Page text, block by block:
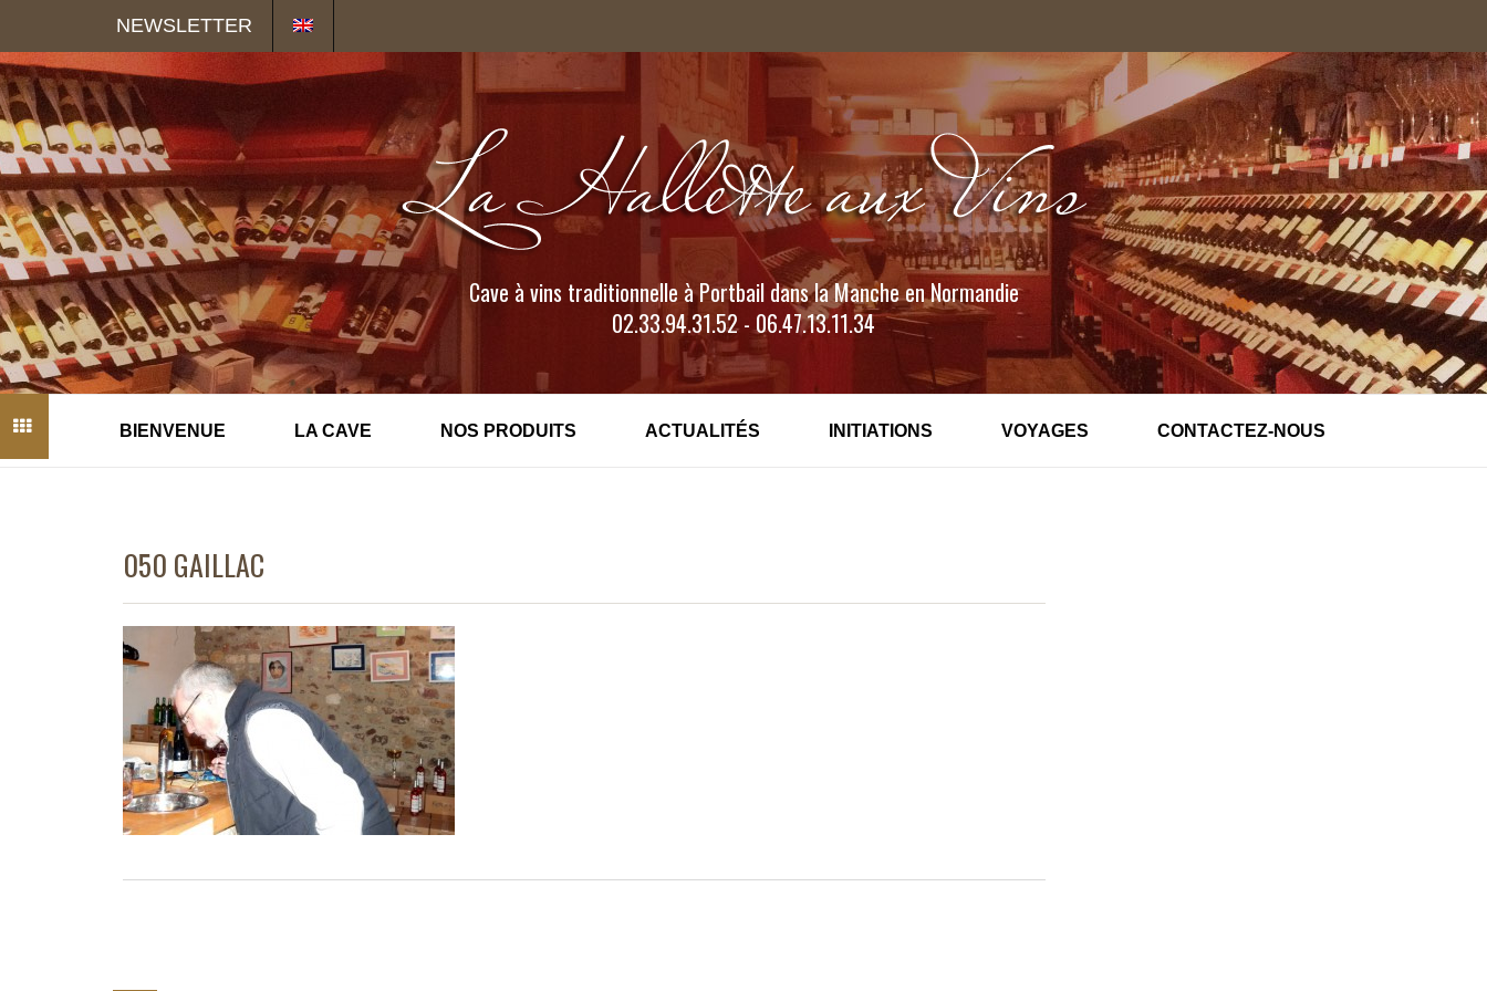
NEWSLETTER
Cave à vins traditionnelle à Portbail dans la Manche en Normandie
02.33.94.31.52 - 06.47.13.11.34
BIENVENUE LA CAVE NOS PRODUITS ACTUALITÉS INITIATIONS VOYAGES CONTACTEZ-NOUS
050 GAILLAC
Panneau de gestion des cookies